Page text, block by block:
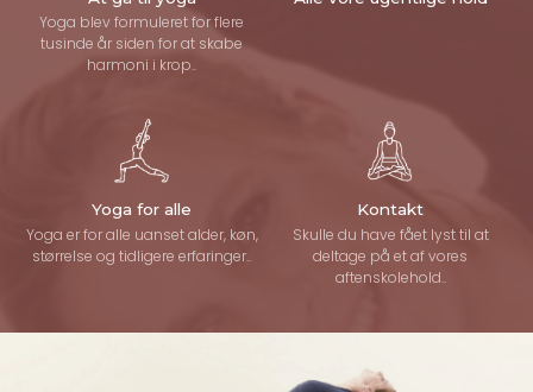
Yoga blev formuleret for flere
tusinde år siden for at skabe
harmoni i krop..
Yoga for alle
Yoga er for alle uanset alder, køn,
størrelse og tidligere erfaringer..
Kontakt
Skulle du have fået lyst til at
deltage på et af vores
aftenskolehold..